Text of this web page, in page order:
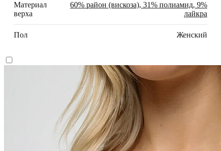
Материал
верха
60% район (вискоза), 31% полиамид, 9%
лайкра
Пол Женский